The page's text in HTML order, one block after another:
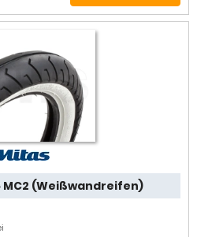
MC2 (Weißwandreifen)